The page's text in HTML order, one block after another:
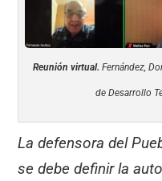
Reunión virtual. Fernández,
de Desarrollo
La defensora del
se debe definir la